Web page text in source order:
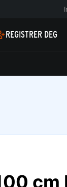
REGISTRER DEG
cm